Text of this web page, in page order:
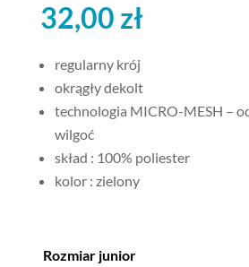
32,00 zł
regularny krój
okrągły dekolt
technologia MICRO-MESH –
wilgoć
skład : 100% poliester
kolor : zielony
Rozmiar junior